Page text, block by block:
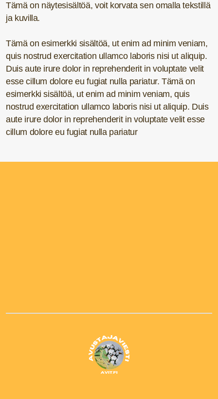
Tämä on näytesisältöä, voit korvata sen omalla tekstillä
ja kuvilla.
Tämä on esimerkki sisältöä, ut enim ad minim veniam,
quis nostrud exercitation ullamco laboris nisi ut aliquip.
Duis aute irure dolor in reprehenderit in voluptate velit
esse cillum dolore eu fugiat nulla pariatur. Tämä on
esimerkki sisältöä, ut enim ad minim veniam, quis
nostrud exercitation ullamco laboris nisi ut aliquip. Duis
aute irure dolor in reprehenderit in voluptate velit esse
cillum dolore eu fugiat nulla pariatur